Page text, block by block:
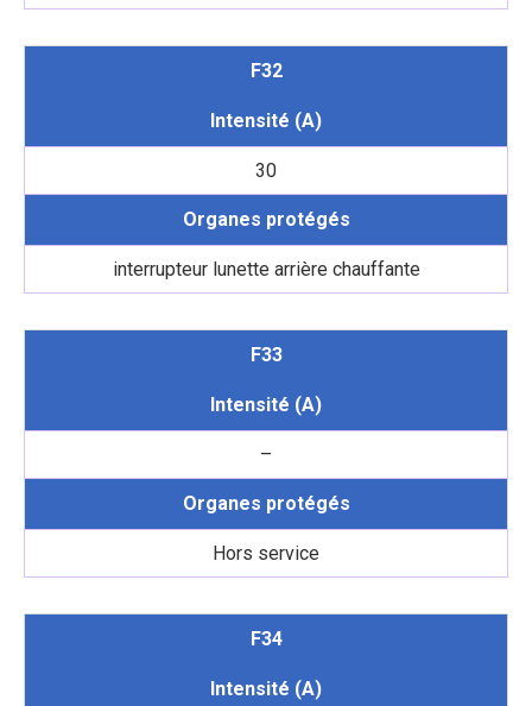
F32
Intensité (A)
30
Organes protégés
interrupteur lunette arrière chauffante
F33
Intensité (A)
–
Organes protégés
Hors service
F34
Intensité (A)